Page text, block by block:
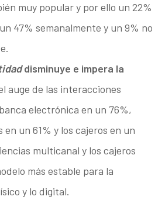
muy popular y por ello un 22%
47% semanalmente y un 9% no
disminuye e impera la
auge de las interacciones
electrónica en un 76%,
un 61% y los cajeros en un
multicanal y los cajeros
más estable para la
y lo digital.